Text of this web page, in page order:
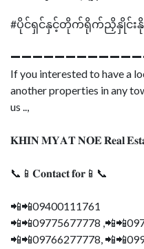
#ပိုင်ရှင်နှင့်တိုက်ရိုက်ညှိနှိုင်းနို
If you interested to have a
another properties in any
us ..,
𝐊𝐇𝐈𝐍 𝐌𝐘𝐀𝐓 𝐍𝐎𝐄 𝐑𝐞𝐚𝐥
📞📱𝐂𝐨𝐧𝐭𝐚𝐜𝐭 𝐟𝐨𝐫📱📞
📲📲09400111761
📲📲09775677778
📲📲09766277778,